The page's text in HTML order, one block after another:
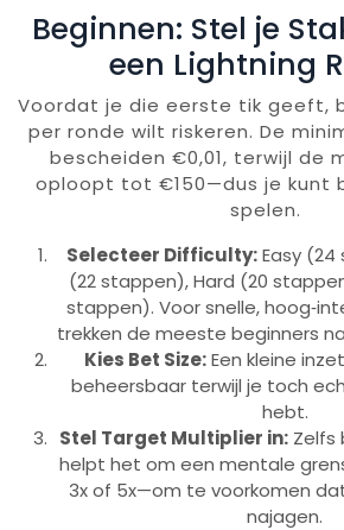
Beginnen: Stel je
een Lightning
Voordat je die eerste tik geeft,
per ronde wilt riskeren. De
bescheiden €0,01, terwijl de
oploopt tot €150—dus je kunt
spelen.
Selecteer Difficulty:Easy
(22 stappen), Hard (20
stappen). Voor snelle,
trekken de meeste beginners
Kies Bet Size:Een kleine
beheersbaar terwijl je toch
hebt.
Stel Target Multiplier in: Zelfs
helpt het om een mentale
3x of 5x—om te voorkomen
najagen.